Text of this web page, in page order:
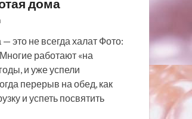
дома
это не всегда халат Фото:
работают «на
и уже успели
перерыв на обед, как
и успеть посвятить